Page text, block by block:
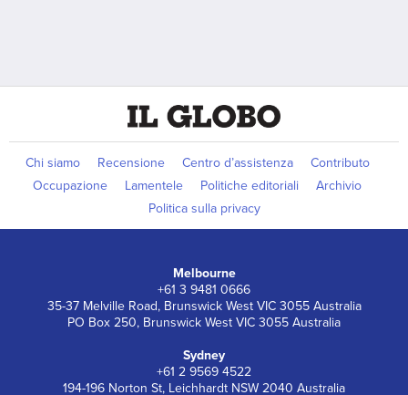
Chi siamo Recensione Centro d’assistenza
Contributo
Occupazione
Lamentele Politiche editoriali
Archivio
Politica sulla privacy
Melbourne
+61 3 9481 0666
35-37 Melville Road, Brunswick West VIC 3055 Australia
PO Box 250, Brunswick West VIC 3055 Australia
Sydney
+61 2 9569 4522
194-196 Norton St, Leichhardt NSW 2040 Australia